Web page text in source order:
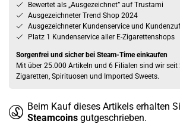
Bewertet als „Ausgezeichnet” auf Trustami
Ausgezeichneter Trend Shop 2024
Ausgezeichneter Kundenservice und
Platz 1 Kundenservice aller E-Zigarettenshops
Sorgenfrei und sicher bei Steam-Time einkaufen
Mit über 25.000 Artikeln und 6 Filialen sind wir seit
Zigaretten, Spirituosen und Imported Sweets.
Beim Kauf dieses Artikels erhalten
Steamcoins gutgeschrieben.